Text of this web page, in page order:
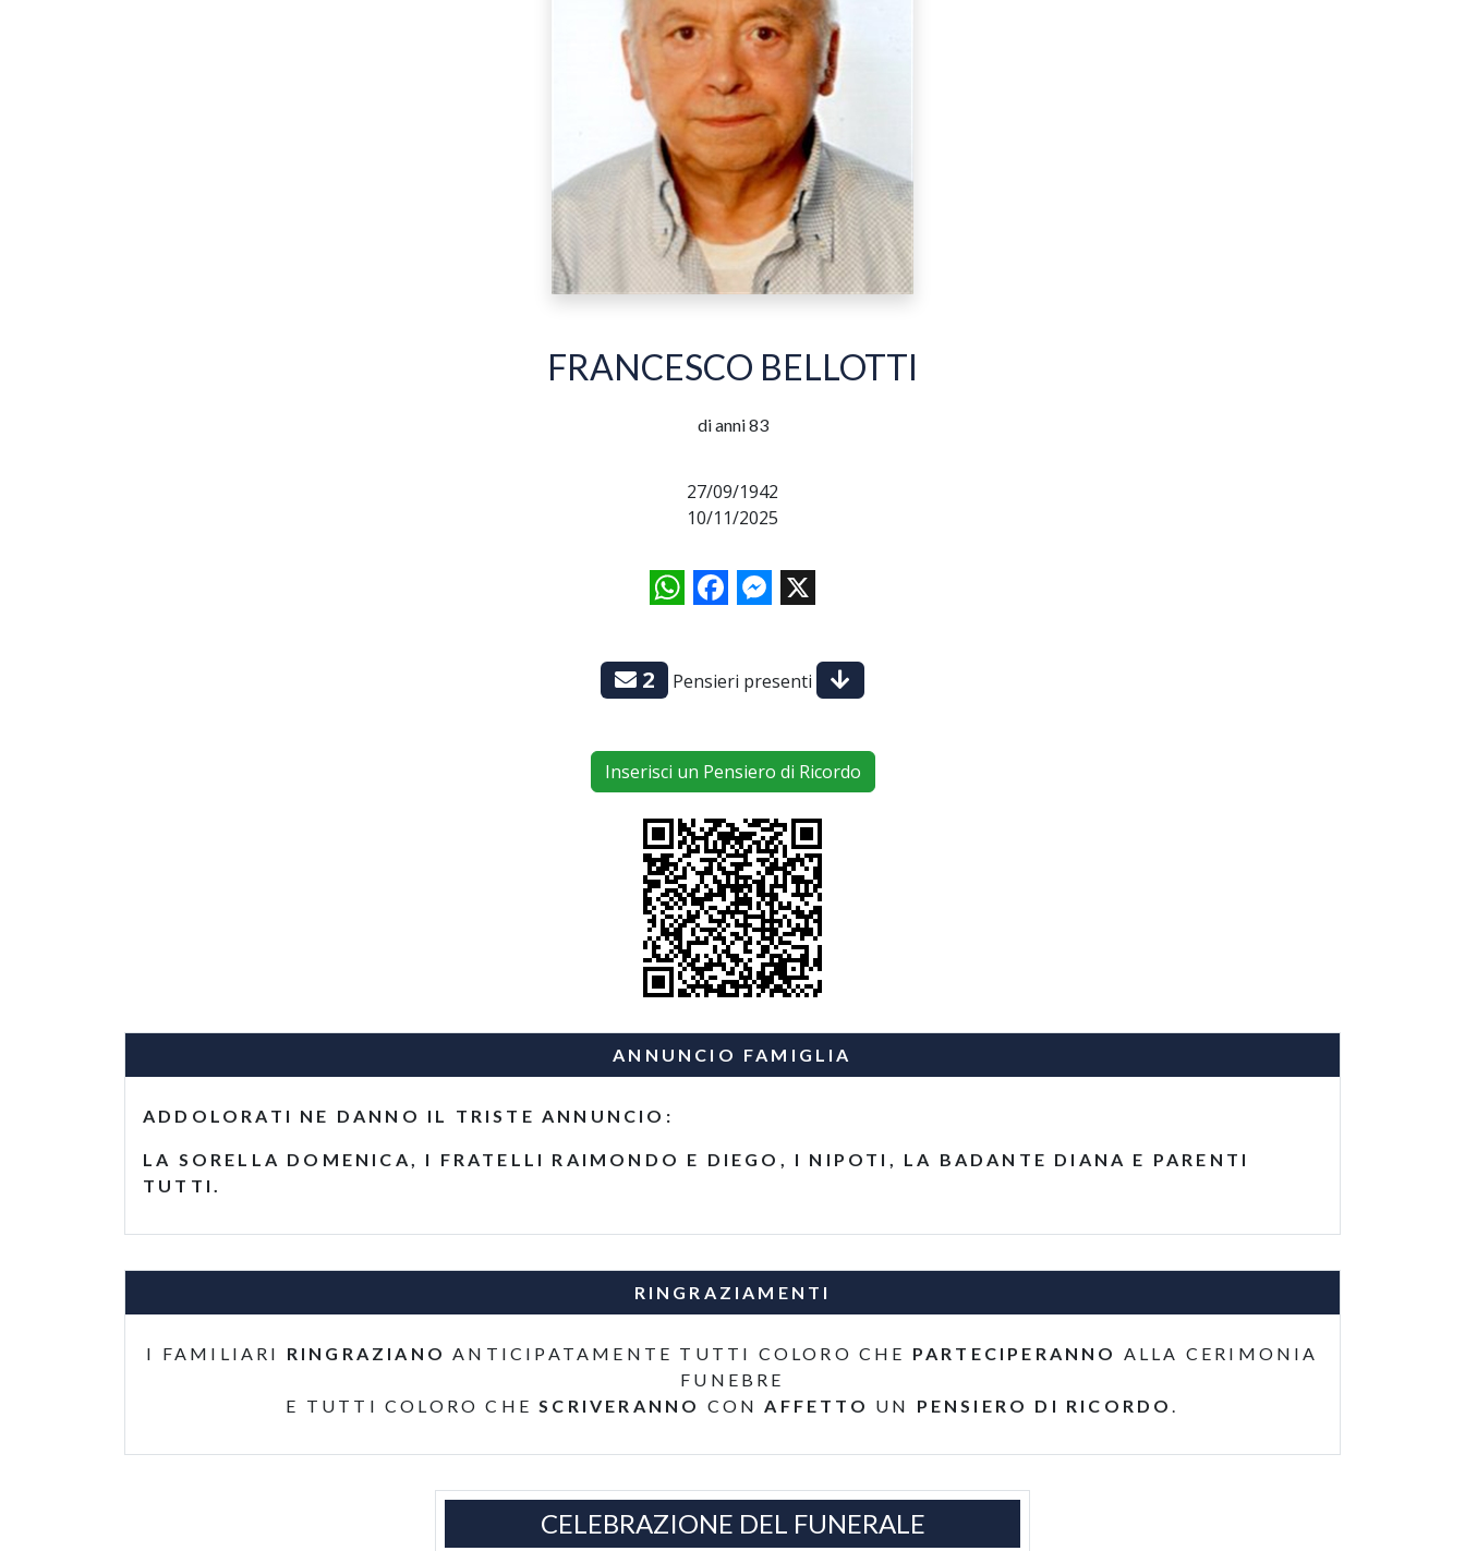
FRANCESCO BELLOTTI
di anni 83
27/09/1942
10/11/2025
WhatsAppFacebookMessenger
X
2 Pensieri presenti
Inserisci un Pensiero di Ricordo
ANNUNCIO FAMIGLIA
ADDOLORATI NE DANNO IL TRISTE ANNUNCIO:
LA SORELLA DOMENICA, I FRATELLI RAIMONDO E DIEGO, I NIPOTI, LA BADANTE DIANA E PARENTI
TUTTI.
RINGRAZIAMENTI
I FAMILIARI RINGRAZIANO ANTICIPATAMENTE TUTTI COLORO CHE PARTECIPERANNO ALLA CERIMONIA
FUNEBRE
E TUTTI COLORO CHESCRIVERANNO CONAFFETTO UN PENSIERO DI RICORDO.
CELEBRAZIONE DEL FUNERALE